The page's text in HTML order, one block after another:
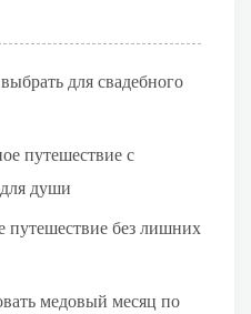
для свадебного
путешествие с
души
путешествие без лишних
медовый месяц по